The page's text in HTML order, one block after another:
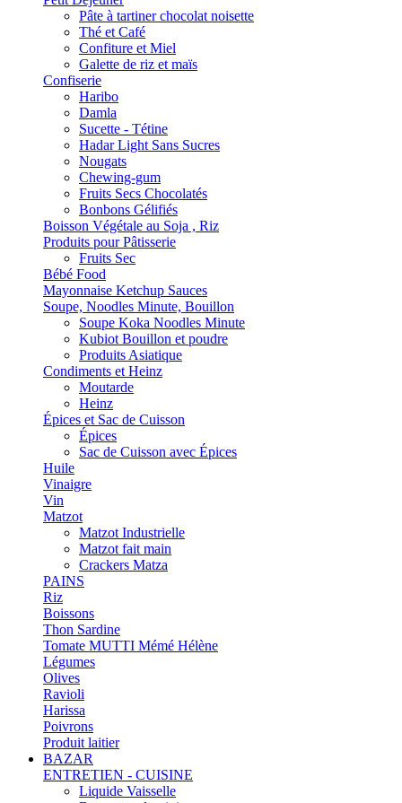
Pâte à tartiner chocolat noisette
Thé et Café
Confiture et Miel
Galette de riz et maïs
Confiserie
Haribo
Damla
Sucette - Tétine
Hadar Light Sans Sucres
Nougats
Chewing-gum
Fruits Secs Chocolatés
Bonbons Gélifiés
Boisson Végétale au Soja , Riz
Produits pour Pâtisserie
Fruits Sec
Bébé Food
Mayonnaise Ketchup Sauces
Soupe, Noodles Minute, Bouillon
Soupe Koka Noodles Minute
Kubiot Bouillon et poudre
Produits Asiatique
Condiments et Heinz
Moutarde
Heinz
Épices et Sac de Cuisson
Épices
Sac de Cuisson avec Épices
Huile
Vinaigre
Vin
Matzot
Matzot Industrielle
Matzot fait main
Crackers Matza
PAINS
Riz
Boissons
Thon Sardine
Tomate MUTTI Mémé Hélène
Légumes
Olives
Ravioli
Harissa
Poivrons
Produit laitier
BAZAR
ENTRETIEN - CUISINE
Liquide Vaisselle